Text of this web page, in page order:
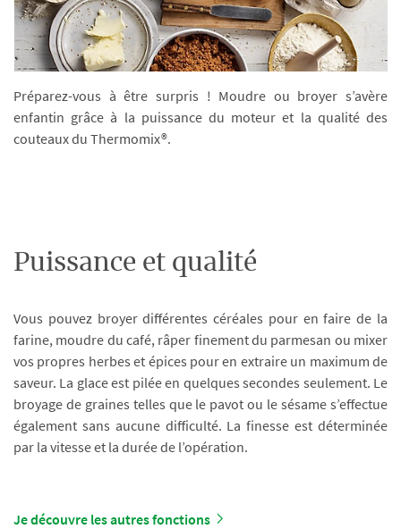
Préparez-vous à être surpris ! Moudre ou broyer s’avère
enfantin grâce à la puissance du moteur et la qualité des
couteaux du Thermomix®.
Puissance et qualité
Vous pouvez broyer différentes céréales pour en faire de la
farine, moudre du café, râper finement du parmesan ou mixer
vos propres herbes et épices pour en extraire un maximum de
saveur. La glace est pilée en quelques secondes seulement. Le
broyage de graines telles que le pavot ou le sésame s’effectue
également sans aucune difficulté. La finesse est déterminée
par la vitesse et la durée de l’opération.
Je découvre les autres fonctions